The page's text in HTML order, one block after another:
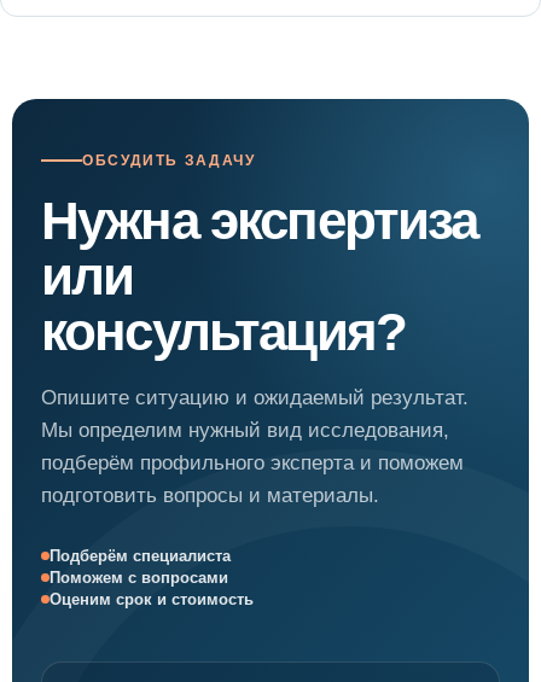
ОБСУДИТЬ ЗАДАЧУ
Нужна экспертиза
или
консультация?
Опишите ситуацию и ожидаемый результат.
Мы определим нужный вид исследования,
подберём профильного эксперта и поможем
подготовить вопросы и материалы.
Подберём специалиста
Поможем с вопросами
Оценим срок и стоимость